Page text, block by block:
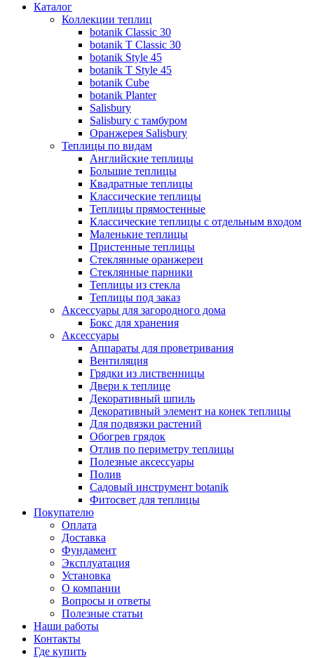
Каталог
Коллекции теплиц
botanik Classic 30
botanik T Classic 30
botanik Style 45
botanik Т Style 45
botanik Cube
botanik Planter
Salisbury
Salisbury с тамбуром
Оранжерея Salisbury
Теплицы по видам
Английские теплицы
Большие теплицы
Квадратные теплицы
Классические теплицы
Теплицы прямостенные
Классические теплицы с отдельным входом
Маленькие теплицы
Пристенные теплицы
Стеклянные оранжереи
Стеклянные парники
Теплицы из стекла
Теплицы под заказ
Аксессуары для загородного дома
Бокс для хранения
Аксессуары
Аппараты для проветривания
Вентиляция
Грядки из лиственницы
Двери к теплице
Декоративный шпиль
Декоративный элемент на конек теплицы
Для подвязки растений
Обогрев грядок
Отлив по периметру теплицы
Полезные аксессуары
Полив
Садовый инструмент botanik
Фитосвет для теплицы
Покупателю
Оплата
Доставка
Фундамент
Эксплуатация
Установка
О компании
Вопросы и ответы
Полезные статьи
Наши работы
Контакты
Где купить